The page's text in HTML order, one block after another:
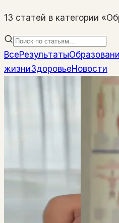
13 статей в категории
ВсеРезультаты
жизниЗдоровьеНовости